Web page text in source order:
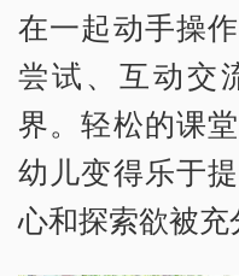
在一起动手操
尝试、互动交
界。轻松的课
幼儿变得乐于
心和探索欲被充